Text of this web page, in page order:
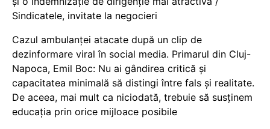
Sindicatele, invitate la negocieri
Cazul ambulanței atacate după un clip de
dezinformare viral în social media. Primarul din Cluj-
Napoca, Emil Boc: Nu ai gândirea critică și
capacitatea minimală să distingi între fals și realitate.
De aceea, mai mult ca niciodată, trebuie să susținem
educația prin orice mijloace posibile